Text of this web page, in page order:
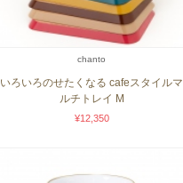
chanto
いろいろのせたくなる cafeスタイルマ
ルチトレイ M
¥12,350